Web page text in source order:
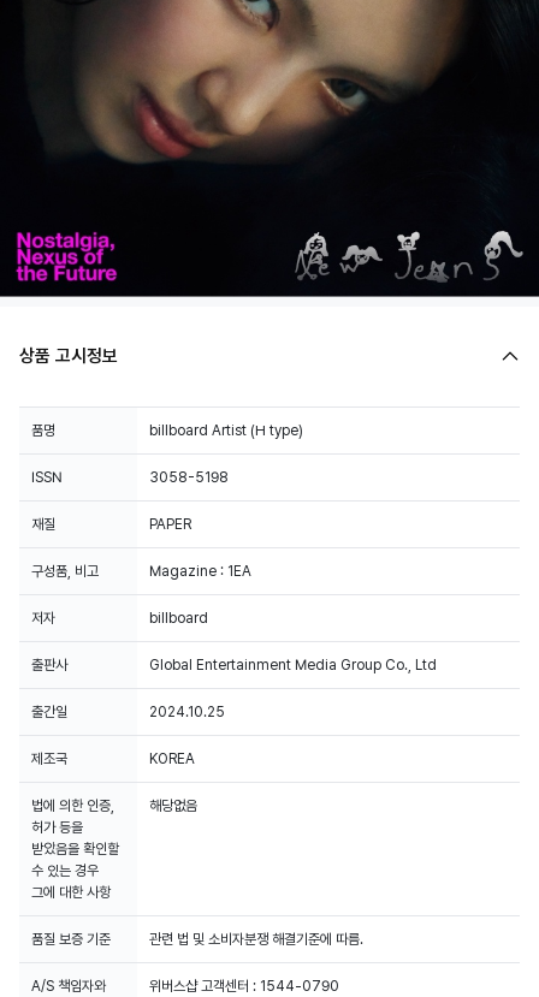
상품 고시정보
품명 billboard Artist (H type)
ISSN 3058-5198
재질 PAPER
구성품, 비고 Magazine : 1EA
저자 billboard
출판사 Global Entertainment Media Group Co., Ltd
출간일 2024.10.25
제조국 KOREA
법에 의한 인증,
허가 등을
받았음을 확인할
수 있는 경우
그에 대한 사항
해당없음
품질 보증 기준 관련 법 및 소비자분쟁 해결기준에 따름.
A/S 책임자와
위버스샵 고객센터 : 1544-0790